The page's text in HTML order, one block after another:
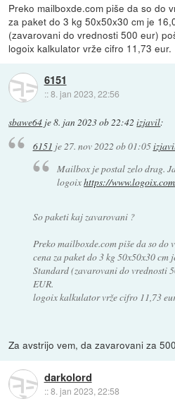
Preko mailboxde.com piše da so do
za paket do 3 kg 50x50x30 cm je
(zavarovani do vrednosti 500 eur)
logoix kalkulator vrže cifro 11,73 eur.
6151
::8. jan 2023, 22:56
sbawe64 je8. jan 2023 ob 22:42 izjavil:
6151 je 27. nov 2022 ob 01:05
Mailbox je postal zelo drag.
logoixhttps://
So paketi kaj zavarovani ?
Preko mailboxde.com piše da so do
cena za paket do 3 kg 50x50x30 cm
Standard (zavarovani do vrednosti
EUR.
logoix kalkulator vrže cifro 11,73
Za avstrijo vem, da zavarovani za
darkolord
::8. jan 2023, 22:58